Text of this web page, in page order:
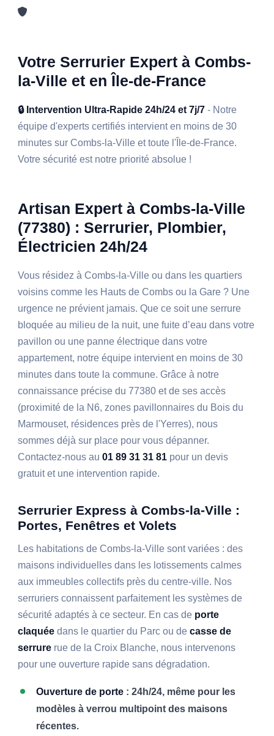
Votre Serrurier Expert à Combs-
la-Ville et en Île-de-France
🔒 Intervention Ultra-Rapide 24h/24 et 7j/7 - Notre
équipe d'experts certifiés intervient en moins de 30
minutes sur Combs-la-Ville et toute l'Île-de-France.
Votre sécurité est notre priorité absolue !
Artisan Expert à Combs-la-Ville
(77380) : Serrurier, Plombier,
Électricien 24h/24
Vous résidez à Combs-la-Ville ou dans les quartiers
voisins comme les Hauts de Combs ou la Gare ? Une
urgence ne prévient jamais. Que ce soit une serrure
bloquée au milieu de la nuit, une fuite d’eau dans votre
pavillon ou une panne électrique dans votre
appartement, notre équipe intervient en moins de 30
minutes dans toute la commune. Grâce à notre
connaissance précise du 77380 et de ses accès
(proximité de la N6, zones pavillonnaires du Bois du
Marmouset, résidences près de l'Yerres), nous
sommes déjà sur place pour vous dépanner.
Contactez-nous au01 89 31 31 81 pour un devis
gratuit et une intervention rapide.
Serrurier Express à Combs-la-Ville :
Portes, Fenêtres et Volets
Les habitations de Combs-la-Ville sont variées : des
maisons individuelles dans les lotissements calmes
aux immeubles collectifs près du centre-ville. Nos
serruriers connaissent parfaitement les systèmes de
sécurité adaptés à ce secteur. En cas de porte
claquée dans le quartier du Parc ou decasse de
serrure rue de la Croix Blanche, nous intervenons
pour une ouverture rapide sans dégradation.
Ouverture de porte : 24h/24, même pour les
modèles à verrou multipoint des maisons
récentes.